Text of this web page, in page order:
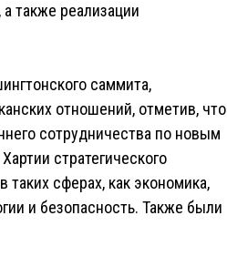
также реализации
саммита,
отношений, отметив, что
сотрудничества по новым
стратегического
сферах, как экономика,
и безопасность. Также были